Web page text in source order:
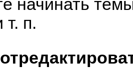
начинать
т. п.